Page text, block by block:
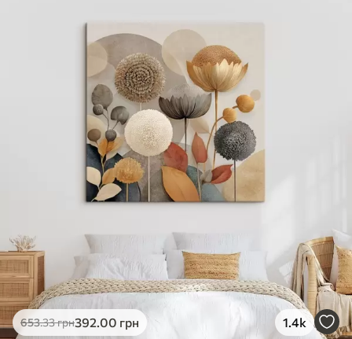
Яскраві, насичені кольори
Стійкість до вицвітання
Безпечне чорнило без запаху
Поверхня з текстурою полотна
Екологічний матеріал
грн
Яскраві, насичені кольори
Стійкість до вицвітання
✓ Поверхня з текстурою полотна
✗ Екологічний матеріал
Еко-Преміум
.00грн
653.33грн392.00 грн 1.4k